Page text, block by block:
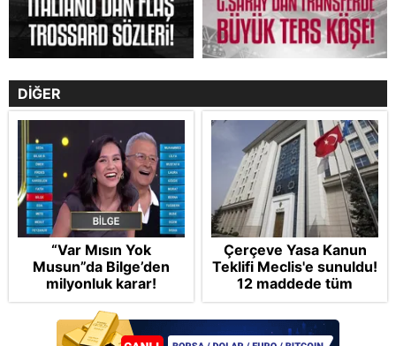
DİĞER
“Var Mısın Yok
Musun”da Bilge’den
milyonluk karar!
Çerçeve Yasa Kanun
Teklifi Meclis'e sunuldu!
12 maddede tüm
detaylar Takvim'de:
Silah bırakmada tespit
ve teyit MGK'da